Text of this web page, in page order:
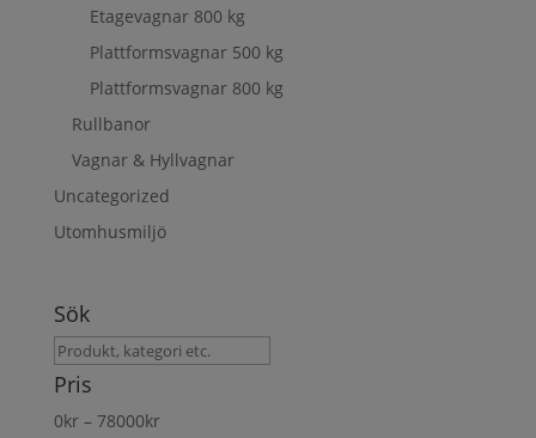
Etagevagnar 800 kg
Plattformsvagnar 500 kg
Plattformsvagnar 800 kg
Rullbanor
Vagnar & Hyllvagnar
Uncategorized
Utomhusmiljö
Sök
Sök
produkt
Pris
0kr– 78000kr